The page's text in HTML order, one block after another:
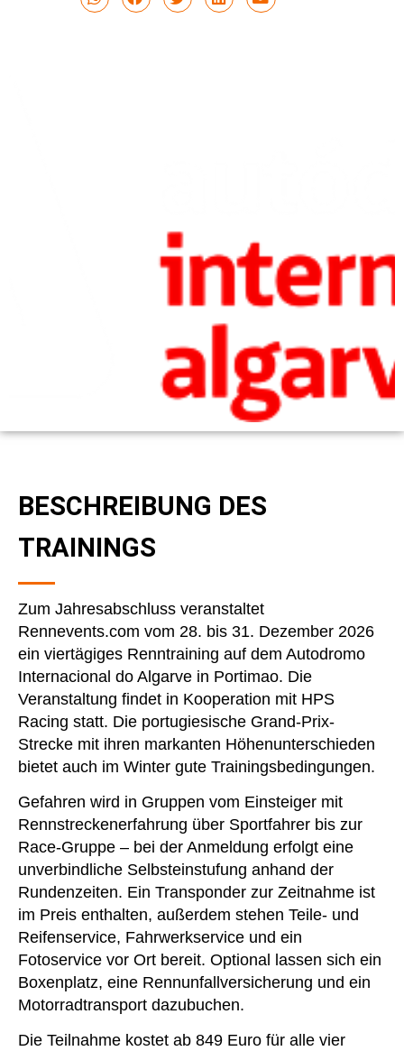
BESCHREIBUNG DES
TRAININGS
Zum Jahresabschluss veranstaltet
Rennevents.com vom 28. bis 31. Dezember 2026
ein viertägiges Renntraining auf dem Autodromo
Internacional do Algarve in Portimao. Die
Veranstaltung findet in Kooperation mit HPS
Racing statt. Die portugiesische Grand-Prix-
Strecke mit ihren markanten Höhenunterschieden
bietet auch im Winter gute Trainingsbedingungen.
Gefahren wird in Gruppen vom Einsteiger mit
Rennstreckenerfahrung über Sportfahrer bis zur
Race-Gruppe – bei der Anmeldung erfolgt eine
unverbindliche Selbsteinstufung anhand der
Rundenzeiten. Ein Transponder zur Zeitnahme ist
im Preis enthalten, außerdem stehen Teile- und
Reifenservice, Fahrwerkservice und ein
Fotoservice vor Ort bereit. Optional lassen sich ein
Boxenplatz, eine Rennunfallversicherung und ein
Motorradtransport dazubuchen.
Die Teilnahme kostet ab 849 Euro für alle vier